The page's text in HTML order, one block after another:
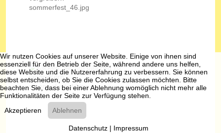
Wir nutzen Cookies auf unserer Website. Einige von ihnen sind
essenziell für den Betrieb der Seite, während andere uns helfen,
diese Website und die Nutzererfahrung zu verbessern. Sie können
selbst entscheiden, ob Sie die Cookies zulassen möchten. Bitte
beachten Sie, dass bei einer Ablehnung womöglich nicht mehr alle
Funktionalitäten der Seite zur Verfügung stehen.
Akzeptieren
Ablehnen
Datenschutz| Impressum